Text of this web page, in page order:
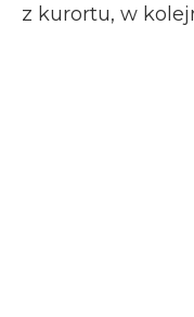
z kurortu, w